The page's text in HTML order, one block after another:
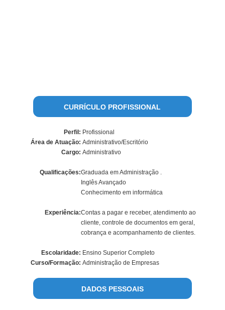
CURRÍCULO PROFISSIONAL
Perfil: Profissional
Área de Atuação: Administrativo/Escritório
Cargo: Administrativo
Qualificações:Graduada em Administração .
Inglês Avançado
Conhecimento em informática
Experiência:Contas a pagar e receber, atendimento ao
cliente, controle de documentos em geral,
cobrança e acompanhamento de clientes.
Escolaridade: Ensino Superior Completo
Curso/Formação: Administração de Empresas
DADOS PESSOAIS